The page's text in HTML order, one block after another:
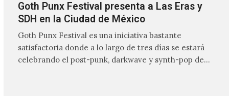
Goth Punx Festival presenta a Las Eras y
SDH en la Ciudad de México
Goth Punx Festival es una iniciativa bastante
satisfactoria donde a lo largo de tres días se estará
celebrando el post-punk, darkwave y synth-pop de